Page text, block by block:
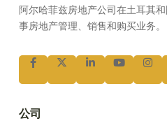
阿尔哈菲兹房地产公司在土耳其
事房地产管理、销售和购买业务。
公司